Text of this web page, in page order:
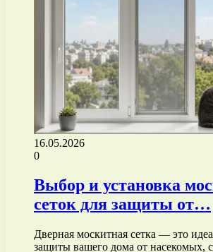
16.05.2026
0
Выбор и установка
сеток для защиты от…
Дверная москитная сетка — это
защиты вашего дома от насекомых,